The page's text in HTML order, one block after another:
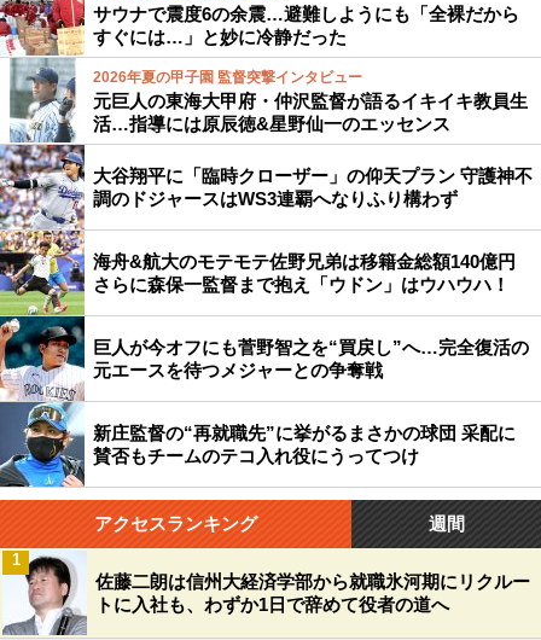
サウナで震度6の余震…避難しようにも「全裸だから
すぐには…」と妙に冷静だった
2026年夏の甲子園 監督突撃インタビュー
元巨人の東海大甲府・仲沢監督が語るイキイキ教員生
活…指導には原辰徳&星野仙一のエッセンス
大谷翔平に「臨時クローザー」の仰天プラン 守護神不
調のドジャースはWS3連覇へなりふり構わず
海舟&航大のモテモテ佐野兄弟は移籍金総額140億円
さらに森保一監督まで抱え「ウドン」はウハウハ！
巨人が今オフにも菅野智之を“買戻し”へ…完全復活の
元エースを待つメジャーとの争奪戦
新庄監督の“再就職先”に挙がるまさかの球団 采配に
賛否もチームのテコ入れ役にうってつけ
アクセスランキング 週間
佐藤二朗は信州大経済学部から就職氷河期にリクルー
トに入社も、わずか1日で辞めて役者の道へ
1